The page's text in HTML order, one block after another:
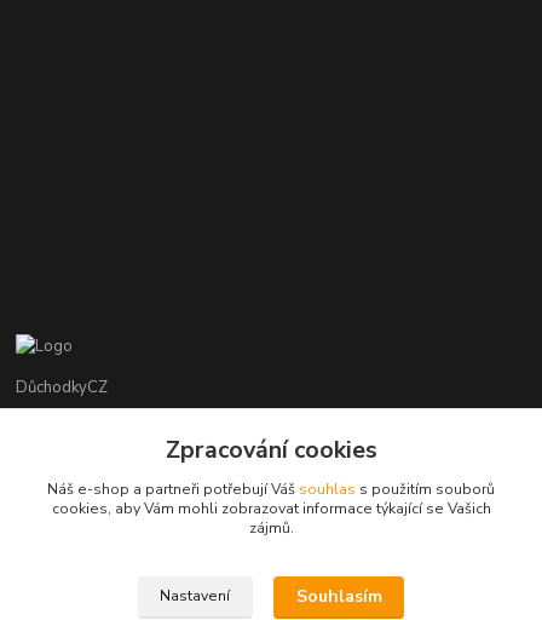
DůchodkyCZ
+420 412384749
objednavky@duchodky.cz
Zpracování cookies
Náš e-shop a partneři potřebují Váš souhlas s použitím souborů
cookies, aby Vám mohli zobrazovat informace týkající se Vašich
zájmů.
Nastavení Souhlasím